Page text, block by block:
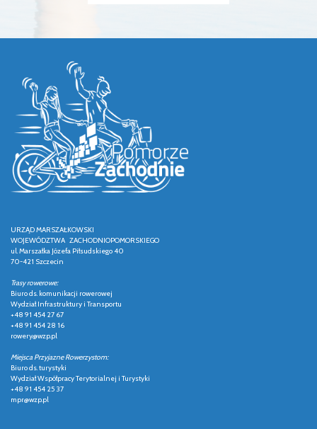
URZĄD MARSZAŁKOWSKI
WOJEWÓDZTWA ZACHODNIOPOMORSKIEGO
ul. Marszałka Józefa Piłsudskiego 40
70-421 Szczecin
Trasy rowerowe:
Biuro ds. komunikacji rowerowej
Wydział Infrastruktury i Transportu
+48 91 454 27 67
+48 91 454 28 16
rowery@wzp.pl
Miejsca Przyjazne Rowerzystom:
Biuro ds. turystyki
Wydział Współpracy Terytorialnej i Turystyki
+48 91 454 25 37
mpr@wzp.pl